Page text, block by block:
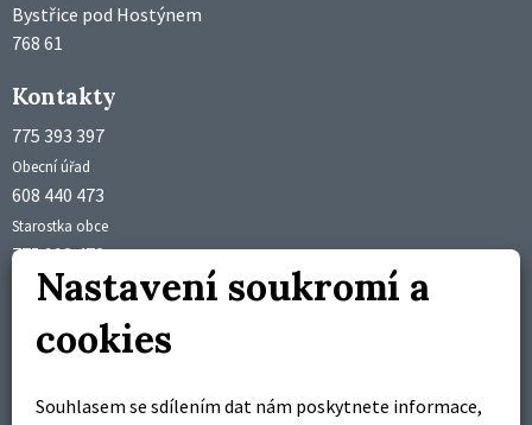
Bystřice pod Hostýnem
768 61
Kontakty
775 393 397
Obecní úřad
608 440 473
Starostka obce
775 992 473
Účetní obce
starosta@brusne.cz
Úřední hodiny
Nastavení soukromí a
cookies
Souhlasem se sdílením dat nám poskytnete informace,